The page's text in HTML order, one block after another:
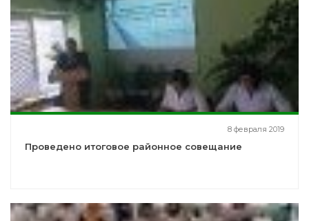
8 февраля 2019
Проведено итоговое районное совещание